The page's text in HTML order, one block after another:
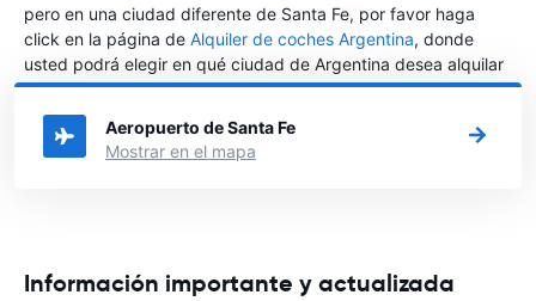
pero en una ciudad diferente de Santa Fe, por favor haga
click en la página de Alquiler de coches Argentina, donde
usted podrá elegir en qué ciudad de Argentina desea alquilar
un coche.
Aeropuerto de Santa Fe
Mostrar en el mapa
Información importante y actualizada